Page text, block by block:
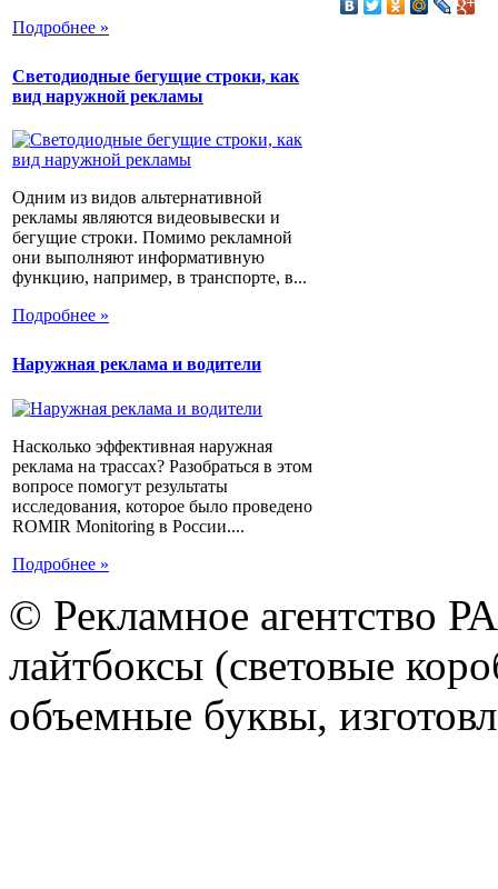
Подробнее »
Светодиодные бегущие строки, как
вид наружной рекламы
Одним из видов альтернативной
рекламы являются видеовывески и
бегущие строки. Помимо рекламной
они выполняют информативную
функцию, например, в транспорте, в...
Подробнее »
Наружная реклама и водители
Насколько эффективная наружная
реклама на трассах? Разобраться в этом
вопросе помогут результаты
исследования, которое было проведено
ROMIR Monitoring в России....
Подробнее »
© Рекламное агентство
лайтбоксы (световые
объемные буквы,